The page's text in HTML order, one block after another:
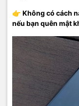
👉 Không có cách
nếu bạn quên mật